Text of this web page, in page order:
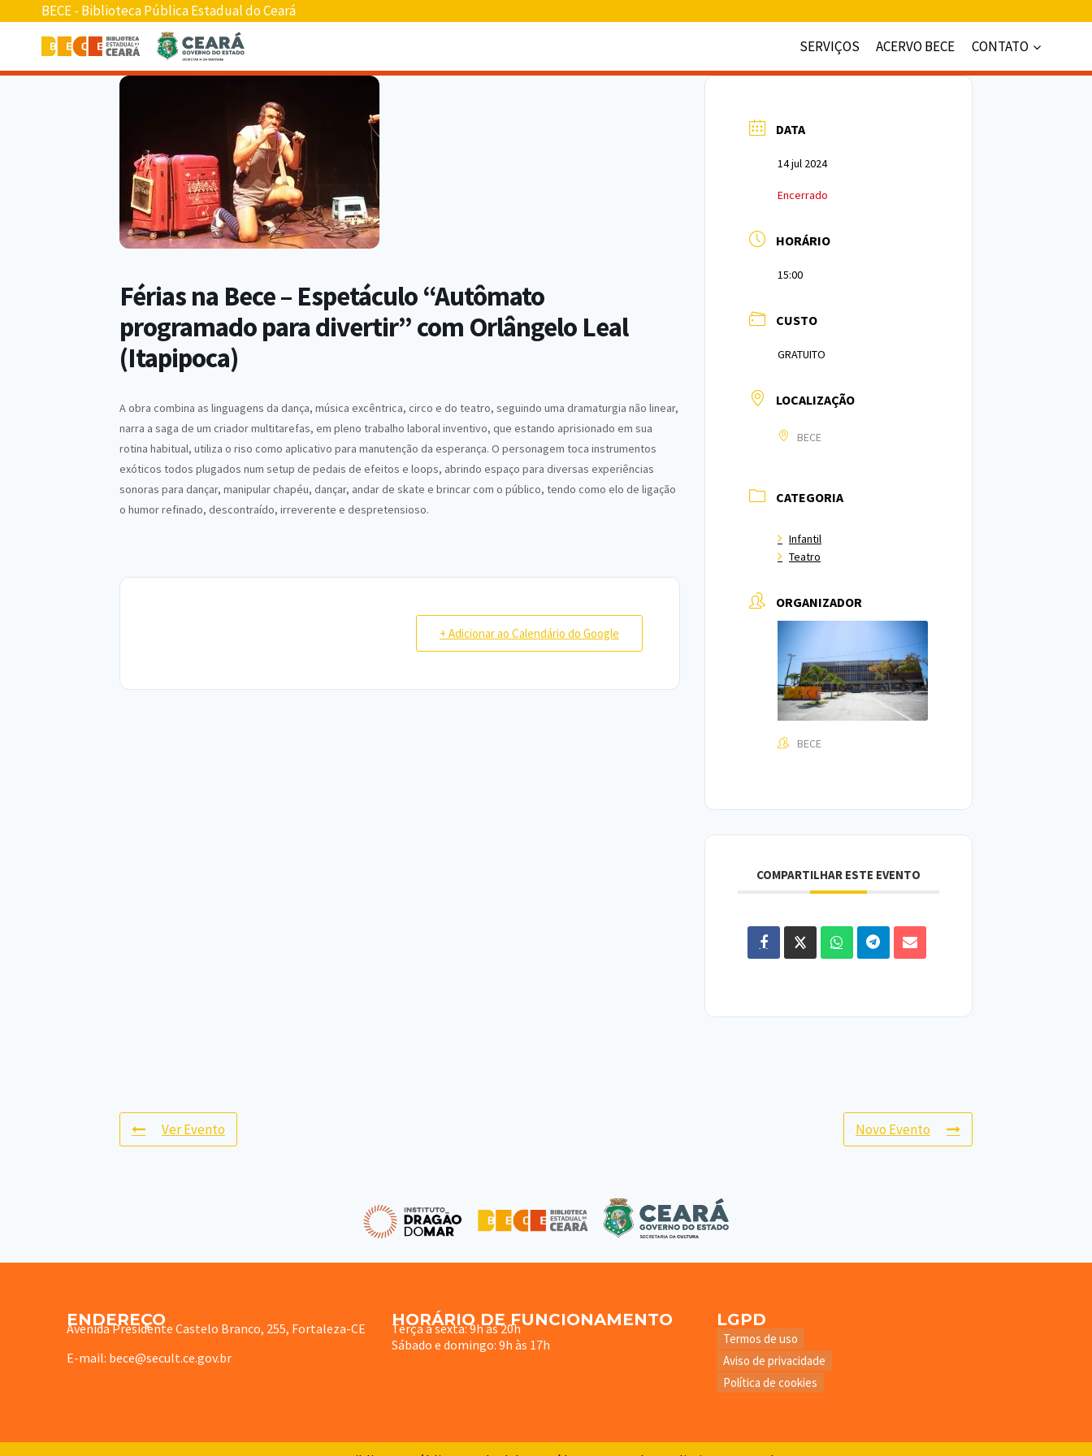
BECE - Biblioteca Pública Estadual do Ceará
SERVIÇOS
ACERVO BECE CONTATO
Férias na Bece – Espetáculo “Autômato
programado para divertir” com Orlângelo Leal
(Itapipoca)
A obra combina as linguagens da dança, música excêntrica, circo e do teatro, seguindo uma dramaturgia não linear,
narra a saga de um criador multitarefas, em pleno trabalho laboral inventivo, que estando aprisionado em sua
rotina habitual, utiliza o riso como aplicativo para manutenção da esperança. O personagem toca instrumentos
exóticos todos plugados num setup de pedais de efeitos e loops, abrindo espaço para diversas experiências
sonoras para dançar, manipular chapéu, dançar, andar de skate e brincar com o público, tendo como elo de ligação
o humor refinado, descontraído, irreverente e despretensioso.
+ Adicionar ao Calendário do Google
DATA
14 jul 2024
Encerrado
HORÁRIO
15:00
CUSTO
GRATUITO
LOCALIZAÇÃO
BECE
CATEGORIA
Infantil
Teatro
ORGANIZADOR
BECE
COMPARTILHAR ESTE EVENTO
Ver Evento Novo Evento
ENDEREÇO
Avenida Presidente Castelo Branco, 255, Fortaleza-CE
E-mail: bece@secult.ce.gov.br
HORÁRIO DE FUNCIONAMENTO
Terça à sexta: 9h às 20h
Sábado e domingo: 9h às 17h
LGPD
Termos de uso
Aviso de privacidade
Política de cookies